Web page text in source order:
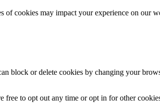
cookies may impact your experience on our
block or delete cookies by changing your
to opt out any time or opt in for other